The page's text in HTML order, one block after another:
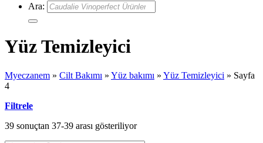
Ara:
Yüz Temizleyici
Myeczanem » Cilt Bakımı » Yüz bakımı » Yüz Temizleyici » Sayfa
4
Filtrele
39 sonuçtan 37-39 arası gösteriliyor